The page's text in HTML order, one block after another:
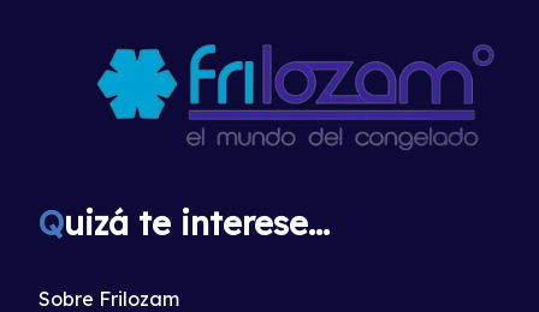
Quizá te interese...
Sobre Frilozam